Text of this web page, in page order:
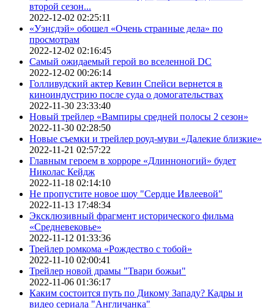
второй сезон...
2022-12-02 02:25:11
«Уэнсдэй» обошел «Очень странные дела» по
просмотрам
2022-12-02 02:16:45
Самый ожидаемый герой во вселенной DC
2022-12-02 00:26:14
Голливудский актер Кевин Спейси вернется в
киноиндустрию после суда о домогательствах
2022-11-30 23:33:40
Новый трейлер «Вампиры средней полосы 2 сезон»
2022-11-30 02:28:50
Новые съемки и трейлер роуд-муви «Далекие близкие»
2022-11-21 02:57:22
Главным героем в хорроре «Длинноногий» будет
Николас Кейдж
2022-11-18 02:14:10
Не пропустите новое шоу "Сердце Ивлеевой"
2022-11-13 17:48:34
Эксклюзивный фрагмент исторического фильма
«Средневековье»
2022-11-12 01:33:36
Трейлер ромкома «Рождество с тобой»
2022-11-10 02:00:41
Трейлер новой драмы "Твари божьи"
2022-11-06 01:36:17
Каким состоится путь по Дикому Западу? Кадры и
видео сериала "Англичанка"